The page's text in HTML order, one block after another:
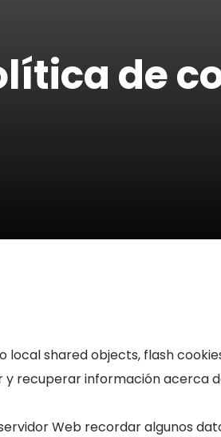
de
shared objects, flash
recuperar información acerca
Web recordar algunos